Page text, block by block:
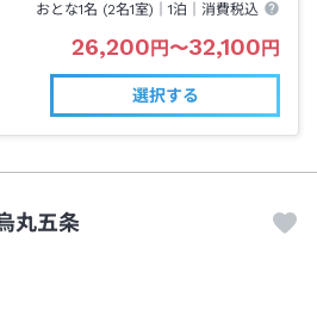
おとな1名 (2名1室)｜1泊 ｜消費税込
26,200円〜32,100円
選択する
丸五条